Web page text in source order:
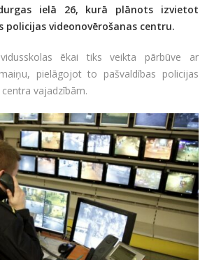
ielā 26, kurā plānots izvietot
policijas videonovērošanas centru.
ēkai tiks veikta pārbūve ar
pielāgojot to pašvaldības policijas
vajadzībām.